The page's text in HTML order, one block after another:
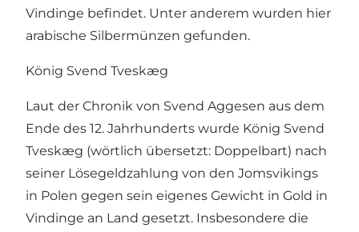
Vindinge befindet. Unter anderem wurden hier
arabische Silbermünzen gefunden.
König Svend Tveskæg
Laut der Chronik von Svend Aggesen aus dem
Ende des 12. Jahrhunderts wurde König Svend
Tveskæg (wörtlich übersetzt: Doppelbart) nach
seiner Lösegeldzahlung von den Jomsvikings
in Polen gegen sein eigenes Gewicht in Gold in
Vindinge an Land gesetzt. Insbesondere die